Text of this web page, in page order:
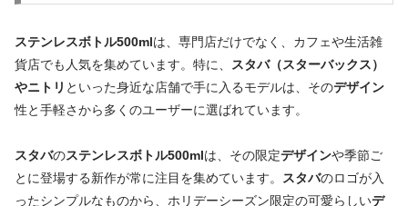
ステンレスボトル500mlは、専門店だけでなく、カフェや生活雑
貨店でも人気を集めています。特に、 スタバ（スターバックス）
やニトリ といった身近な店舗で手に入るモデルは、そのデザイン
性と手軽さから多くのユーザーに選ばれています。
スタバのステンレスボトル500mlは、その限定デザインや季節ご
とに登場する新作が常に注目を集めています。 スタバのロゴが入
ったシンプルなものから、ホリデーシーズン限定の可愛らしいデ